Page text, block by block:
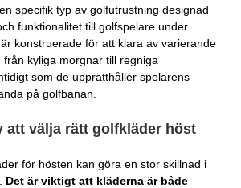
specifik typ av golfutrustning designad
funktionalitet till golfspelare under
konstruerade för att klara av varierande
kyliga morgnar till regniga
som de upprätthåller spelarens
på golfbanan.
att välja rätt golfkläder höst
för hösten kan göra en stor skillnad i
Det är viktigt att kläderna är både